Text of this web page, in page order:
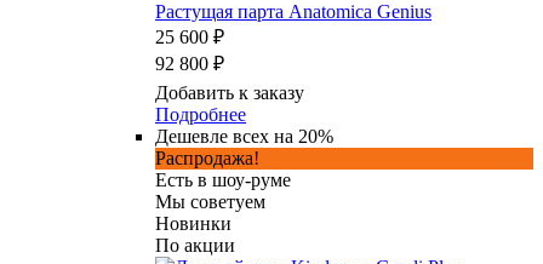
Растущая парта Anatomica Genius
25 600 ₽
92 800 ₽
Добавить к заказу
Подробнее
Дешевле всех на 20%
Распродажа!
Есть в шоу-руме
Мы советуем
Новинки
По акции